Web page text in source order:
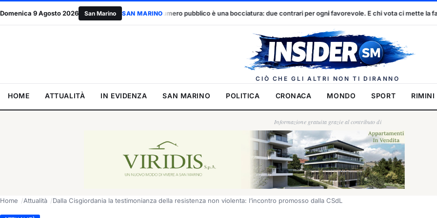
Domenica 9 Agosto 2026 San Marino SAN MARINO
Accordo UE, il primo numero pubblico è una bocciatura: due contrari per ogni favorevole. E chi vota ci mette la faccia Dennis Spircu e
CIÒ CHE GLI ALTRI NON TI DIRANNO
HOME ATTUALITÀ IN EVIDENZA SAN MARINO POLITICA CRONACA MONDO SPORT RIMINI
Informazione gratuita grazie al contributo di
Home Attualità Dalla Cisgiordania la testimonianza della resistenza non violenta: l’incontro promosso dalla CSdL